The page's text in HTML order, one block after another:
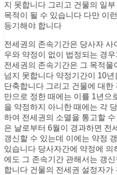
지 못합니다 그리고 건물의 일
목적이 될 수 있습니다 다만 이
등기해야 합니다
전세권의 존속기간은 당사자 사
우와 약정이 없이 법정되는 경
전세권의 존속기간은 그 목적
넘지 못합니다 약정기간이 10
단축합니다 그리고 건물에 대한
만으로 정한 때에는 이를 1년으
을 약정하지 아니한 때에는 각
하여 전세권의 소멸을 통고할
은 날로부터 6월이 경과하면 전
갱신할 수 있는데 이에는 약정
있습니다 당사자간에 약정에
에도 그 존속기간 관해서는 갱
합니다 건물의 전세권 설정자